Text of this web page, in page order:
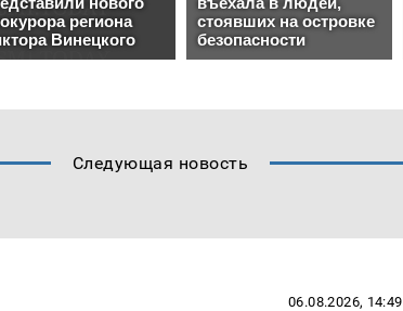
Следующая новость
06.08.2026, 14:49